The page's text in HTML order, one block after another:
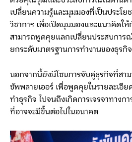
เปลี่ยนความรู้และมุมมองที่เป็นประโย
วิชาการ เพื่อเปิดมุมมองและแนวคิดใ
สามารถพูดคุยแลกเปลี่ยนประสบการ
ยกระดับมาตรฐานการทำงานของธุรกิ
นอกจากนี้ยังมีโซนการจับคู่ธุรกิจที่สา
ซัพพลายเออร์ เพื่อพูดคุยในรายละเอี
ทำธุรกิจ ไปจนถึงเกิดการเจรจาทางก
ที่อาจจะมีขึ้นต่อไปในอนาคต